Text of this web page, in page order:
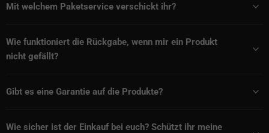
Mit welchem Paketservice verschickt ihr?
Wie funktioniert die Rückgabe, wenn mir ein Produkt
nicht gefällt?
Gibt es eine Garantie auf die Produkte?
Wie sicher ist der Einkauf bei euch? Schützt ihr meine